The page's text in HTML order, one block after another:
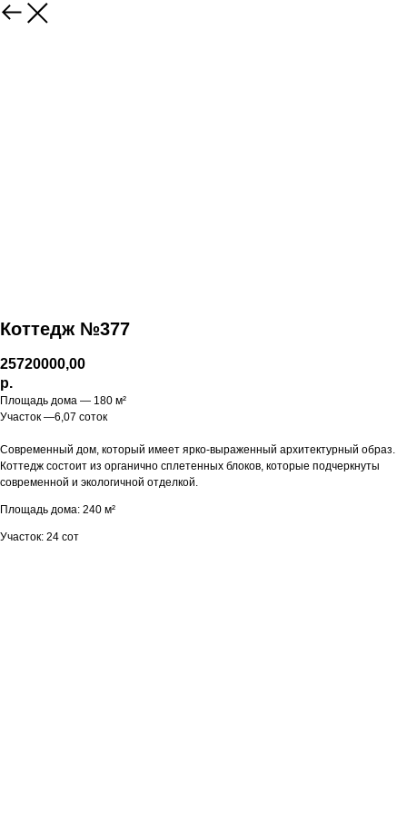
Коттедж №377
25720000,00
р.
Площадь дома — 180 м²
Участок —6,07 соток
Современный дом, который имеет ярко-выраженный архитектурный образ.
Коттедж состоит из органично сплетенных блоков, которые подчеркнуты
современной и экологичной отделкой.
Площадь дома: 240 м²
Участок: 24 сот